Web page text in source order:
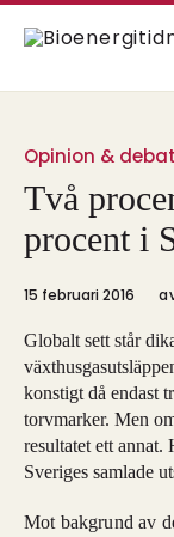
Opinion &
Två
procent i
15 februari 2016
Globalt sett står
konstigt då endast
torvmarker. Men
resultatet ett
Sveriges samlade
Mot bakgrund av